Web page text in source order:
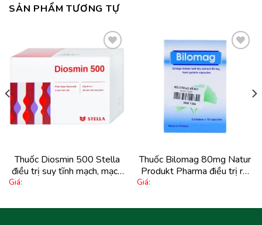
SẢN PHẨM TƯƠNG TỰ
Thuốc Diosmin 500 Stella
điều trị suy tĩnh mạch, mạch
bạch huyết (6 vỉ x 10 viên)
Giá:
Thuốc Bilomag 80mg Natur
Produkt Pharma điều trị rối
loạn tuần hoàn máu não và
Giá: